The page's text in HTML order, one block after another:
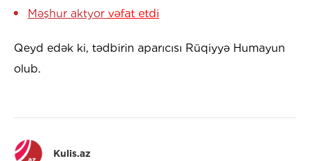
Məşhur aktyor vəfat etdi
Qeyd edək ki, tədbirin aparıcısı Rüqiyyə Humayun
olub.
Kulis.az